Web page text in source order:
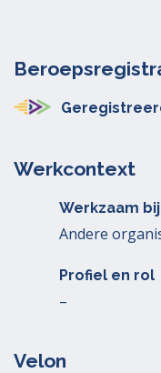
Werkcontext
Werkzaam bij
Andere
Profiel en rol
–
Velon